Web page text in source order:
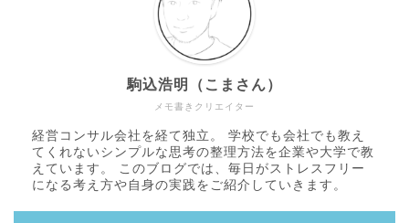
メモ書きクリエイター
駒込浩明（こまさん）
経営コンサル会社を経て独立。 学校でも会社でも教え
てくれないシンプルな思考の整理方法を企業や大学で教
えています。 このブログでは、毎日がストレスフリー
になる考え方や自身の実践をご紹介していきます。